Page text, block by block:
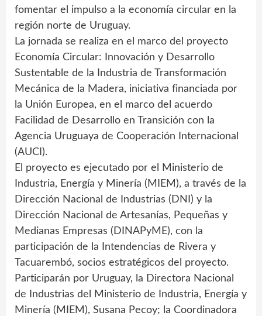
fomentar el impulso a la economía circular en la
región norte de Uruguay.
La jornada se realiza en el marco del proyecto
Economía Circular: Innovación y Desarrollo
Sustentable de la Industria de Transformación
Mecánica de la Madera, iniciativa financiada por
la Unión Europea, en el marco del acuerdo
Facilidad de Desarrollo en Transición con la
Agencia Uruguaya de Cooperación Internacional
(AUCI).
El proyecto es ejecutado por el Ministerio de
Industria, Energía y Minería (MIEM), a través de la
Dirección Nacional de Industrias (DNI) y la
Dirección Nacional de Artesanías, Pequeñas y
Medianas Empresas (DINAPyME), con la
participación de la Intendencias de Rivera y
Tacuarembó, socios estratégicos del proyecto.
Participarán por Uruguay, la Directora Nacional
de Industrias del Ministerio de Industria, Energía y
Minería (MIEM), Susana Pecoy; la Coordinadora